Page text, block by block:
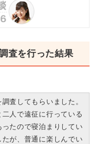
査を行った結果
査してもらいました。
人で遠征に行っている
たので寝泊まりしてい
が、普通に楽しんでい